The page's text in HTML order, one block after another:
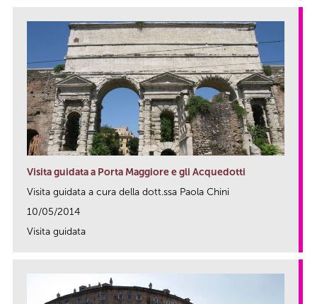
Visita guidata a Porta Maggiore e gli Acquedotti
Visita guidata a cura della dott.ssa Paola Chini
10/05/2014
Visita guidata